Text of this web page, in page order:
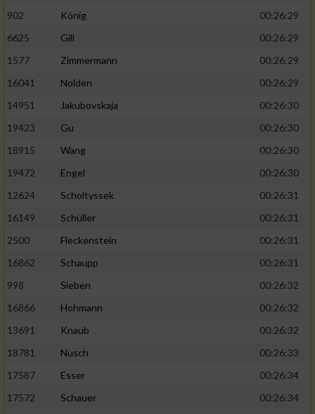
902
König
00:26:29
6625
Gill
00:26:29
1577
Zimmermann
00:26:29
16041
Nolden
00:26:29
14951
Jakubovskaja
00:26:30
19423
Gu
00:26:30
18915
Wang
00:26:30
19472
Engel
00:26:30
12624
Scholtyssek
00:26:31
16149
Schüller
00:26:31
2500
Fleckenstein
00:26:31
16862
Schaupp
00:26:31
998
Sieben
00:26:32
16866
Hohmann
00:26:32
13691
Knaub
00:26:32
18781
Nusch
00:26:33
17587
Esser
00:26:34
17572
Schauer 00:26:34